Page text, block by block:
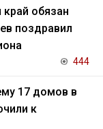
обязан
поздравил
444
17 домов в
к